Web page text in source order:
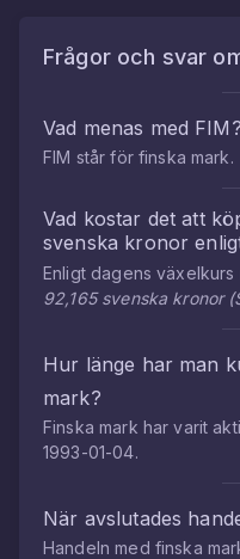
Frågor och svar
Vad menas med FIM ?
FIM står för finska mark.
Vad kostar det att
svenska kronor
Enligt dagens
92,165 svenska kronor(
Hur länge har man
mark?
Finska mark har varit
1993-01-04.
När avslutades
Handeln med finska